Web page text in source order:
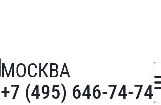
МОСКВА
+7 (495) 646-74-74